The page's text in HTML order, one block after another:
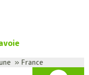
» France